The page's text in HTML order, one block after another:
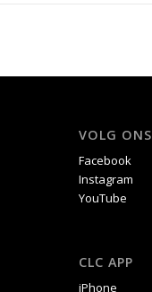
VOLG ONS
Facebook
Instagram
YouTube
CLC APP
iPhone